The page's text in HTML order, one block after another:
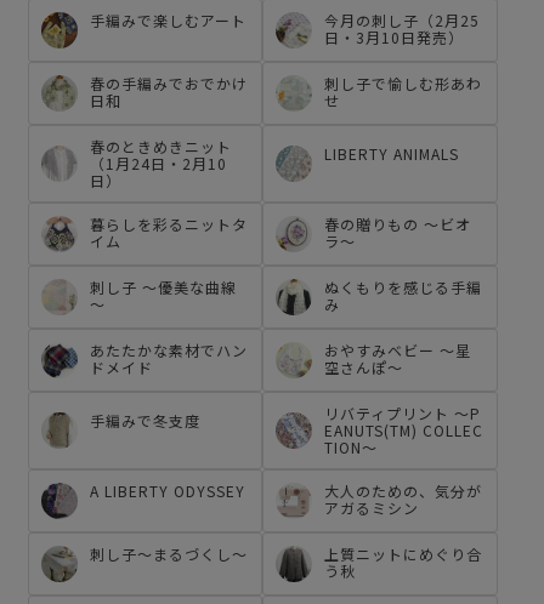
手編みで楽しむアート
今月の刺し子（2月25
日・3月10日発売）
春の手編みでおでかけ
日和
刺し子で愉しむ形あわ
せ
春のときめきニット
（1月24日・2月10
日）
LIBERTY ANIMALS
暮らしを彩るニットタ
イム
春の贈りもの ～ビオ
ラ～
刺し子 ～優美な曲線
～
ぬくもりを感じる手編
み
あたたかな素材でハン
ドメイド
おやすみベビー ～星
空さんぽ～
手編みで冬支度
リバティプリント ～P
EANUTS(TM) COLLEC
TION～
A LIBERTY ODYSSEY
大人のための、気分が
アガるミシン
刺し子～まるづくし～
上質ニットにめぐり合
う秋